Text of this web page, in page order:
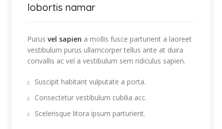
lobortis namar
Purus vel sapien a mollis fusce parturient a laoreet
vestibulum purus ullamcorper tellus ante at duira
convallis ac vel a vestibulum sem ridiculus sapien.
Suscipit habitant vulputate a porta.
Consectetur vestibulum cubilia acc.
Scelerisque litora ipsum parturient.